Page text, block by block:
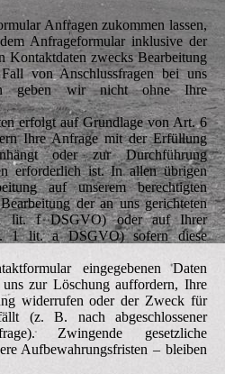
Anfragen zukommen lassen,
Anfrageformular inklusive der
Kontaktdaten zwecks Bearbeitung
von Anschlussfragen bei uns
geben wir nicht ohne Ihre
erfolgt auf Grundlage von Art. 6
Ihre Anfrage mit der Erfüllung
oder zur Durchführung
erforderlich ist. In allen übrigen
auf unserem berechtigten
der an uns gerichteten
lit. f DSGVO) oder auf Ihrer
1 lit. a DSGVO) sofern diese
eingegebenen Daten
zur Löschung auffordern, Ihre
widerrufen oder der Zweck für
(z. B. nach abgeschlossener
Zwingende gesetzliche
Aufbewahrungsfristen – bleiben